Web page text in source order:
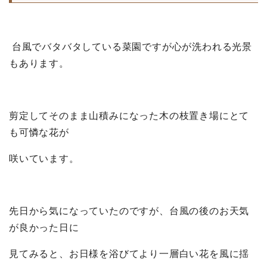
台風でバタバタしている菜園ですが心が洗われる光景
もあります。
剪定してそのまま山積みになった木の枝置き場にとて
も可憐な花が
咲いています。
先日から気になっていたのですが、台風の後のお天気
が良かった日に
見てみると、お日様を浴びてより一層白い花を風に揺